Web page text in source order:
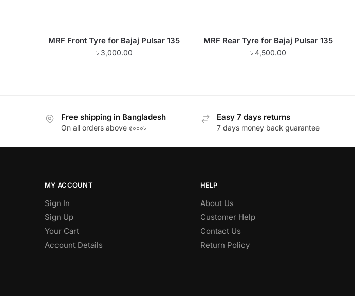
MRF Front Tyre for Bajaj Pulsar 135
৳ 3,000.00
MRF Rear Tyre for Bajaj Pulsar 135
৳ 4,500.00
Free shipping in Bangladesh
On all orders above ৫০০০৳
Easy 7 days returns
7 days money back guarantee
MY ACCOUNT
Sign In
Sign Up
Your Cart
Account Details
HELP
About Us
Customer Help
Contact Us
Return Policy